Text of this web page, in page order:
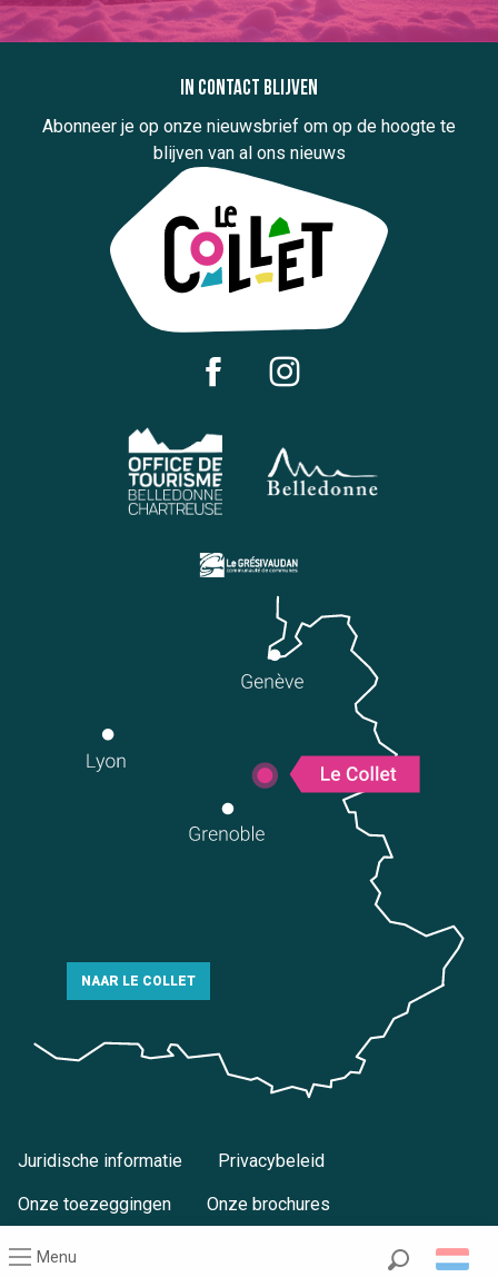
Menu
In contact blijven
Abonneer je op onze nieuwsbrief om op de hoogte te
blijven van al ons nieuws
NAAR LE COLLET
Juridische informatie Privacybeleid
Onze toezeggingen Onze brochures